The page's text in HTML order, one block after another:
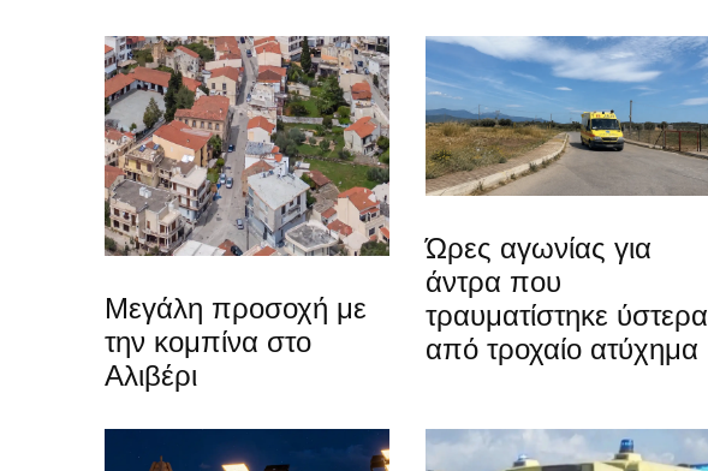
Μεγάλη προσοχή με
την κομπίνα στο
Αλιβέρι
Ώρες αγωνίας για
άντρα που
τραυματίστηκε ύστερα
από τροχαίο ατύχημα